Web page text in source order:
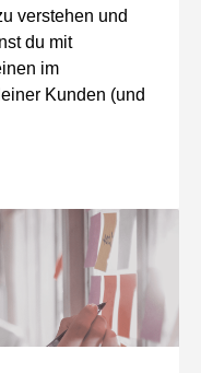
verstehen und
du mit
im
Kunden (und